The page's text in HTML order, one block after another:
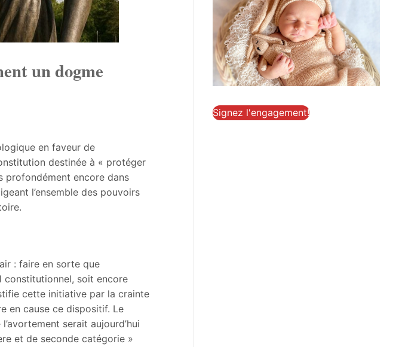
un dogme
en faveur de
destinée à « protéger
profondément encore dans
l’ensemble des pouvoirs
: faire en sorte que
constitutionnel, soit encore
cette initiative par la crainte
en cause ce dispositif. Le
serait aujourd’hui
et de seconde catégorie »
Signez l'engagement!